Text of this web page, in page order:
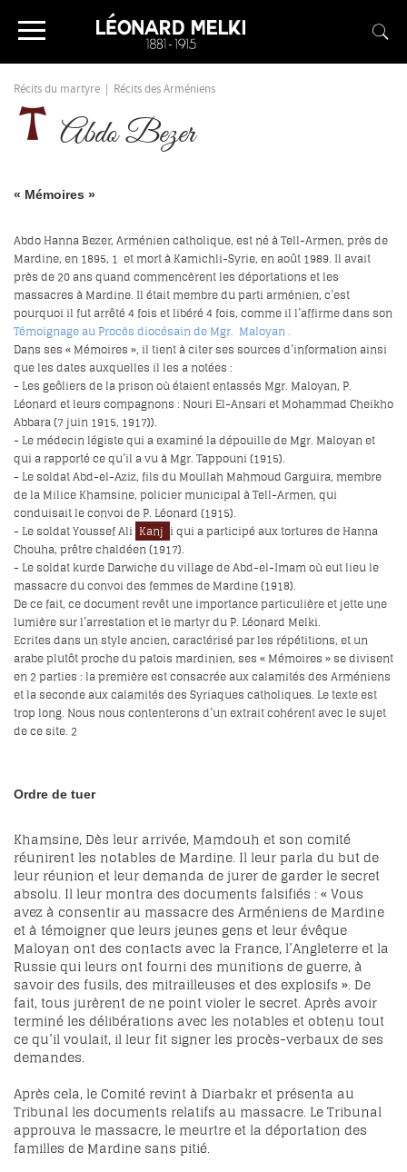
Récits du martyre Récits des Arméniens
Abdo Bezer
« Mémoires »
Abdo Hanna Bezer, Arménien catholique, est né à Tell-Armen, près de
Mardine, en 1895, 1 et mort à Kamichli-Syrie, en août 1989. Il avait
près de 20 ans quand commencèrent les déportations et les
massacres à Mardine. Il était membre du parti arménien, c’est
pourquoi il fut arrêté 4 fois et libéré 4 fois, comme il l’affirme dans son
Témoignage au Procès diocésain de Mgr. Maloyan.
Dans ses « Mémoires », il tient à citer ses sources d’information ainsi
que les dates auxquelles il les a notées :
- Les geôliers de la prison où étaient entassés Mgr. Maloyan, P.
Léonard et leurs compagnons : Nouri El-Ansari et Mohammad Cheikho
Abbara (7 juin 1915, 1917)).
- Le médecin légiste qui a examiné la dépouille de Mgr. Maloyan et
qui a rapporté ce qu’il a vu à Mgr. Tappouni (1915).
- Le soldat Abd-el-Aziz, fils du Moullah Mahmoud Garguira, membre
de la Milice Khamsine, policier municipal à Tell-Armen, qui
conduisait le convoi de P. Léonard (1915).
- Le soldat Youssef Ali Kanj i qui a participé aux tortures de Hanna
Chouha, prêtre chaldéen (1917).
- Le soldat kurde Darwiche du village de Abd-el-Imam où eut lieu le
massacre du convoi des femmes de Mardine (1918).
De ce fait, ce document revêt une importance particulière et jette une
lumière sur l’arrestation et le martyr du P. Léonard Melki.
Ecrites dans un style ancien, caractérisé par les répétitions, et un
arabe plutôt proche du patois mardinien, ses « Mémoires » se divisent
en 2 parties : la première est consacrée aux calamités des Arméniens
et la seconde aux calamités des Syriaques catholiques. Le texte est
trop long. Nous nous contenterons d’un extrait cohérent avec le sujet
de ce site. 2
Ordre de tuer
Khamsine, Dès leur arrivée, Mamdouh et son comité
réunirent les notables de Mardine. Il leur parla du but de
leur réunion et leur demanda de jurer de garder le secret
absolu. Il leur montra des documents falsifiés : « Vous
avez à consentir au massacre des Arméniens de Mardine
et à témoigner que leurs jeunes gens et leur évêque
Maloyan ont des contacts avec la France, l’Angleterre et la
Russie qui leurs ont fourni des munitions de guerre, à
savoir des fusils, des mitrailleuses et des explosifs ». De
fait, tous jurèrent de ne point violer le secret. Après avoir
terminé les délibérations avec les notables et obtenu tout
ce qu’il voulait, il leur fit signer les procès-verbaux de ses
demandes.
Après cela, le Comité revint à Diarbakr et présenta au
Tribunal les documents relatifs au massacre. Le Tribunal
approuva le massacre, le meurtre et la déportation des
familles de Mardine sans pitié.